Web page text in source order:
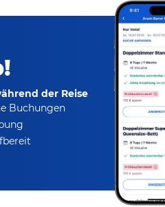
der Reise
Buchungen